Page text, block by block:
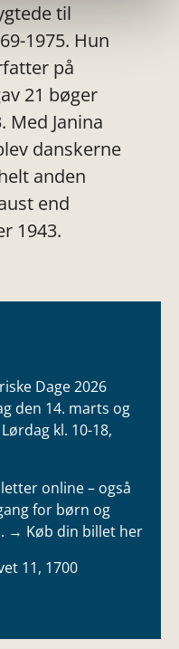
til
1975. Hun
på
21 bøger
Med Janina
danskerne
anden
end
1943.
Dage 2026
den 14. marts og
kl. 10-18,
online – også
for børn og
→ Køb din billet her
11, 1700